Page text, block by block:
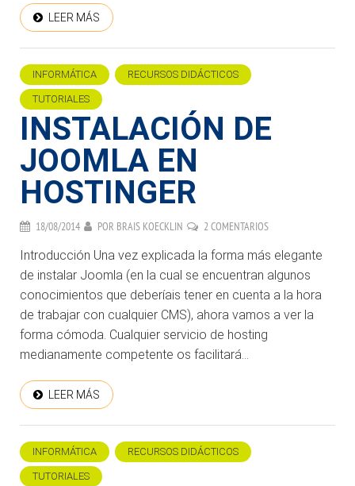
LEER MÁS
INFORMÁTICA RECURSOS DIDÁCTICOS
TUTORIALES
INSTALACIÓN DE
JOOMLA EN
HOSTINGER
18/08/2014 POR BRAIS KOECKLIN 2 COMENTARIOS
Introducción Una vez explicada la forma más elegante
de instalar Joomla (en la cual se encuentran algunos
conocimientos que deberíais tener en cuenta a la hora
de trabajar con cualquier CMS), ahora vamos a ver la
forma cómoda. Cualquier servicio de hosting
medianamente competente os facilitará...
LEER MÁS
INFORMÁTICA RECURSOS DIDÁCTICOS
TUTORIALES